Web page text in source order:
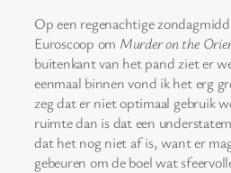
Op een regenachtige
Euroscoop om Murder on the
buitenkant van het pand ziet er
eenmaal binnen vond ik het erg
zeg dat er niet optimaal gebruik
ruimte dan is dat een
dat het nog niet af is, want er
gebeuren om de boel wat